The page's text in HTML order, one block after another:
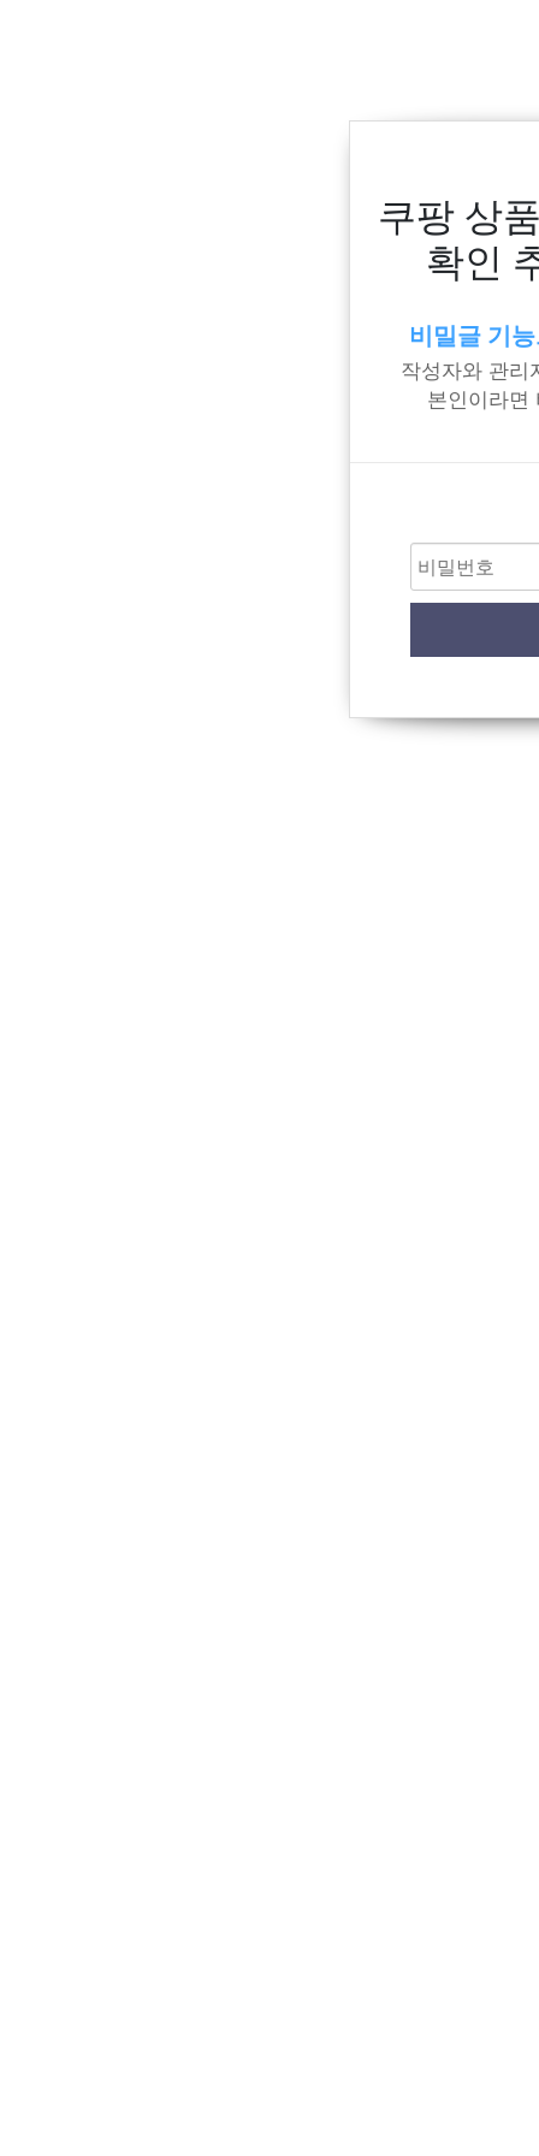
쿠팡 상
확인
비밀글 기
작성자와 관리
본인이라면